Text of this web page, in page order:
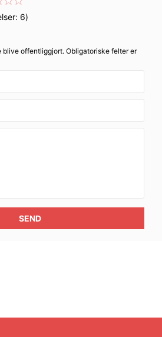
6)
offentliggjort. Obligatoriske felter er
SEND